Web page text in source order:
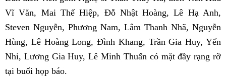
Vĩ Văn, Mai Thế Hiệp, Đỗ Nhật Hoàng, Lê Hạ Anh,
Steven Nguyễn, Phương Nam, Lâm Thanh Nhã, Nguyễn
Hùng, Lê Hoàng Long, Đình Khang, Trần Gia Huy, Yến
Nhi, Lương Gia Huy, Lê Minh Thuấn có mặt đầy rạng rỡ
tại buổi họp báo.